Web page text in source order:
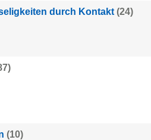
durch Kontakt (24)
(10)